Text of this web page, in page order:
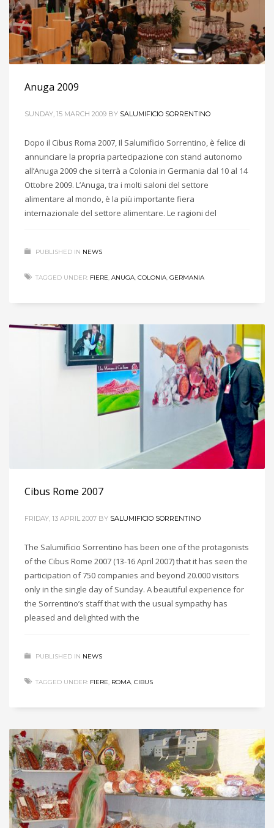
Anuga 2009
SUNDAY, 15 MARCH 2009 BY SALUMIFICIO SORRENTINO
Dopo il Cibus Roma 2007, Il Salumificio Sorrentino, è felice di
annunciare la propria partecipazione con stand autonomo
all’Anuga 2009 che si terrà a Colonia in Germania dal 10 al 14
Ottobre 2009. L’Anuga, tra i molti saloni del settore
alimentare al mondo, è la più importante fiera
internazionale del settore alimentare. Le ragioni del
PUBLISHED IN NEWS
TAGGED UNDER: FIERE, ANUGA, COLONIA, GERMANIA
Cibus Rome 2007
FRIDAY, 13 APRIL 2007 BY SALUMIFICIO SORRENTINO
The Salumificio Sorrentino has been one of the protagonists
of the Cibus Rome 2007 (13-16 April 2007) that it has seen the
participation of 750 companies and beyond 20.000 visitors
only in the single day of Sunday. A beautiful experience for
the Sorrentino’s staff that with the usual sympathy has
pleased and delighted with the
PUBLISHED IN NEWS
TAGGED UNDER: FIERE, ROMA, CIBUS